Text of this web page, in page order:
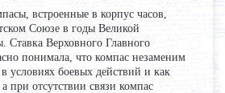
встроенные в корпус часов,
Союзе в годы Великой
Ставка Верховного Главного
понимала, что компас незаменим
условиях боевых действий и как
при отсутствии связи компас